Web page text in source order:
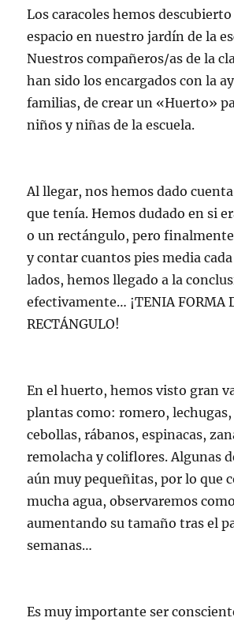
Los caracoles hemos
espacio en nuestro jardín de la
Nuestros compañeros/as de la
han sido los encargados con la
familias, de crear un «Huerto»
niños y niñas de la escuela.
Al llegar, nos hemos dado
que tenía. Hemos dudado en si
o un rectángulo, pero
y contar cuantos pies media
lados, hemos llegado a la
efectivamente… ¡TENIA FORMA
RECTÁNGULO!
En el huerto, hemos visto gran
plantas como: romero,
cebollas, rábanos, espinacas,
remolacha y coliflores. Algunas
aún muy pequeñitas, por lo que
mucha agua, observaremos
aumentando su tamaño tras el
semanas…
Es muy importante ser